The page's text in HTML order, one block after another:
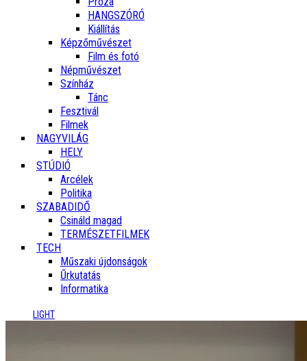
HANGSZÓRÓ
Kiállítás
Képzőművészet
Film és fotó
Népművészet
Színház
Tánc
Fesztivál
Filmek
NAGYVILÁG
HELY
STÚDIÓ
Arcélek
Politika
SZABADIDŐ
Csináld magad
TERMÉSZETFILMEK
TECH
Műszaki újdonságok
Űrkutatás
Informatika
LIGHT